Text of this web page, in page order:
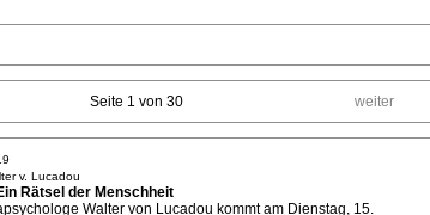
Seite 1 von 30 weiter
v. Lucadou
Rätsel der Menschheit
Walter von Lucadou kommt am Dienstag, 15.